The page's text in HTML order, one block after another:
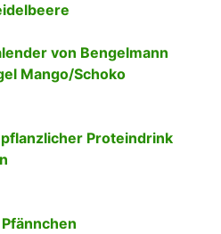
von Bengelmann
Mango/Schoko
pflanzlicher Proteindrink